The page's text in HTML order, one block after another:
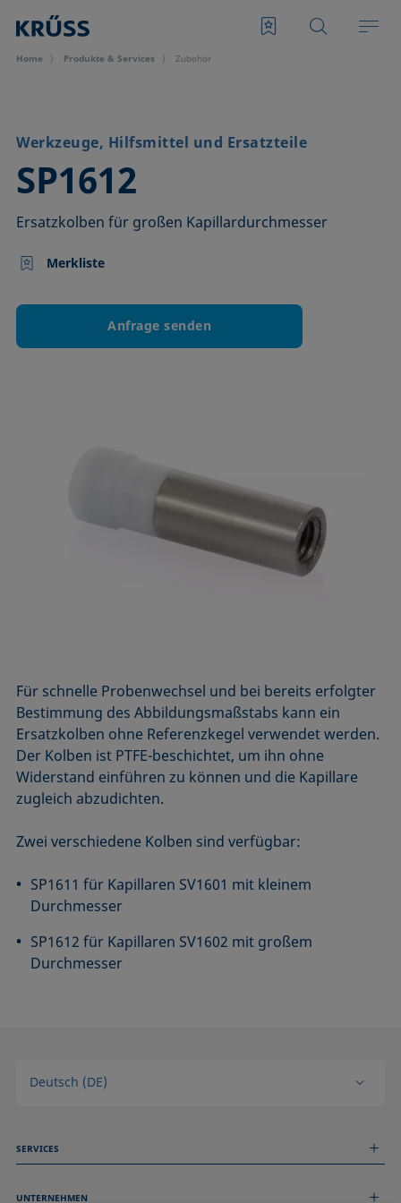
Home Produkte & Services Zubehör
Werkzeuge, Hilfsmittel und Ersatzteile
SP1612
–
Ersatzkolben für großen Kapillardurchmesser
Merkliste
Anfrage senden
Für schnelle Probenwechsel und bei bereits erfolgter
Bestimmung des Abbildungsmaßstabs kann ein
Ersatzkolben ohne Referenzkegel verwendet werden.
Der Kolben ist PTFE-beschichtet, um ihn ohne
Widerstand einführen zu können und die Kapillare
zugleich abzudichten.
Zwei verschiedene Kolben sind verfügbar:
SP1611 für Kapillaren SV1601 mit kleinem
Durchmesser
SP1612 für Kapillaren SV1602 mit großem
Durchmesser
Deutsch (DE)
SERVICES
UNTERNEHMEN